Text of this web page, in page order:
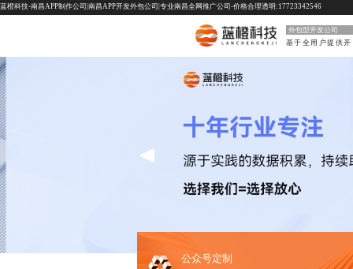
蓝橙科技-南昌APP制作公司|南昌APP开发外包公司|专业南昌全网推广公司-价格合理透明:17723342546
外包型开发公司
公众号定制